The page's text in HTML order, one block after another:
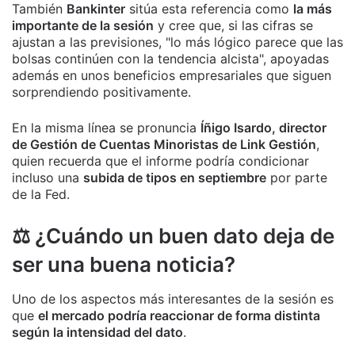
También Bankinter sitúa esta referencia como la más
importante de la sesión y cree que, si las cifras se
ajustan a las previsiones, "lo más lógico parece que las
bolsas continúen con la tendencia alcista", apoyadas
además en unos beneficios empresariales que siguen
sorprendiendo positivamente.
En la misma línea se pronuncia Íñigo Isardo, director
de Gestión de Cuentas Minoristas de Link Gestión,
quien recuerda que el informe podría condicionar
incluso una subida de tipos en septiembre por parte
de la Fed.
⚖️ ¿Cuándo un buen dato deja de
ser una buena noticia?
Uno de los aspectos más interesantes de la sesión es
que el mercado podría reaccionar de forma distinta
según la intensidad del dato.